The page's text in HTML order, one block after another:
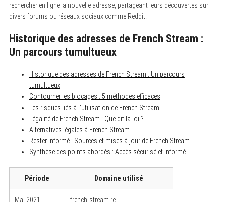
rechercher en ligne la nouvelle adresse, partageant leurs découvertes sur
divers forums ou réseaux sociaux comme Reddit.
Historique des adresses de French Stream :
Un parcours tumultueux
Historique des adresses de French Stream : Un parcours
tumultueux
Contourner les blocages : 5 méthodes efficaces
Les risques liés à l’utilisation de French Stream
Légalité de French Stream : Que dit la loi ?
Alternatives légales à French Stream
Rester informé : Sources et mises à jour de French Stream
Synthèse des points abordés : Accès sécurisé et informé
Période Domaine utilisé
Mai 2021 french-stream.re